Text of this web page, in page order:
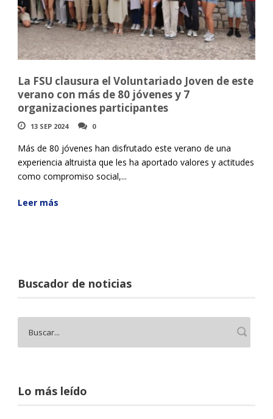
La FSU clausura el Voluntariado Joven de este
verano con más de 80 jóvenes y 7
organizaciones participantes
13 SEP 2024 0
Más de 80 jóvenes han disfrutado este verano de una
experiencia altruista que les ha aportado valores y actitudes
como compromiso social,...
Leer más
Buscador de noticias
Lo más leído